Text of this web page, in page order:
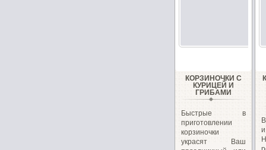
КОРЗИНОЧКИ С
КУРИЦЕЙ И
ГРИБАМИ
Быстрые в
приготовлении
корзиночки
украсят Ваш